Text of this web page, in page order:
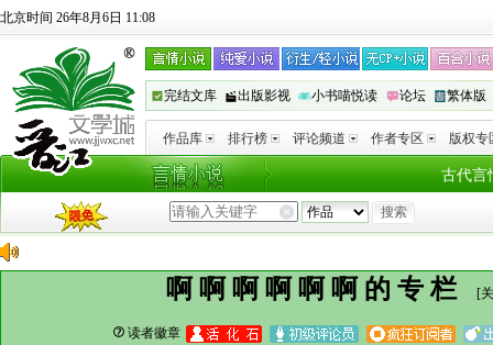
北京时间 26年8月6日 11:08
完结文库 出版影视 小书喵悦读 论坛 繁体版
作品库 排行榜 评论频道 作者专区 版权专
古代言
啊啊啊啊啊啊的专栏 [
读者徽章